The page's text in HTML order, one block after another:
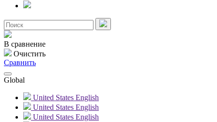
В сравнение
Очистить
Сравнить
Global
United States English
United States English
United States English